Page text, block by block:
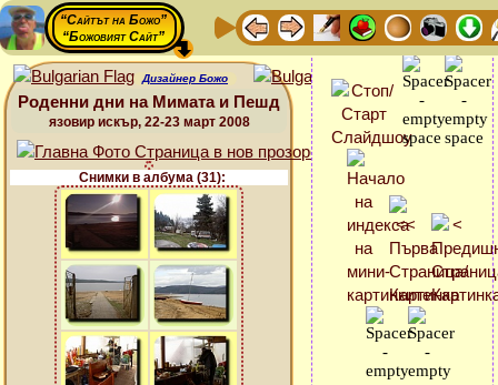
“Сайтът на Божо”
“Божовият Сайт”
Дизайнер Божо
Роденни дни на Мимата и Пешд
язовир искър, 22-23 март 2008
Снимки в албума (31):